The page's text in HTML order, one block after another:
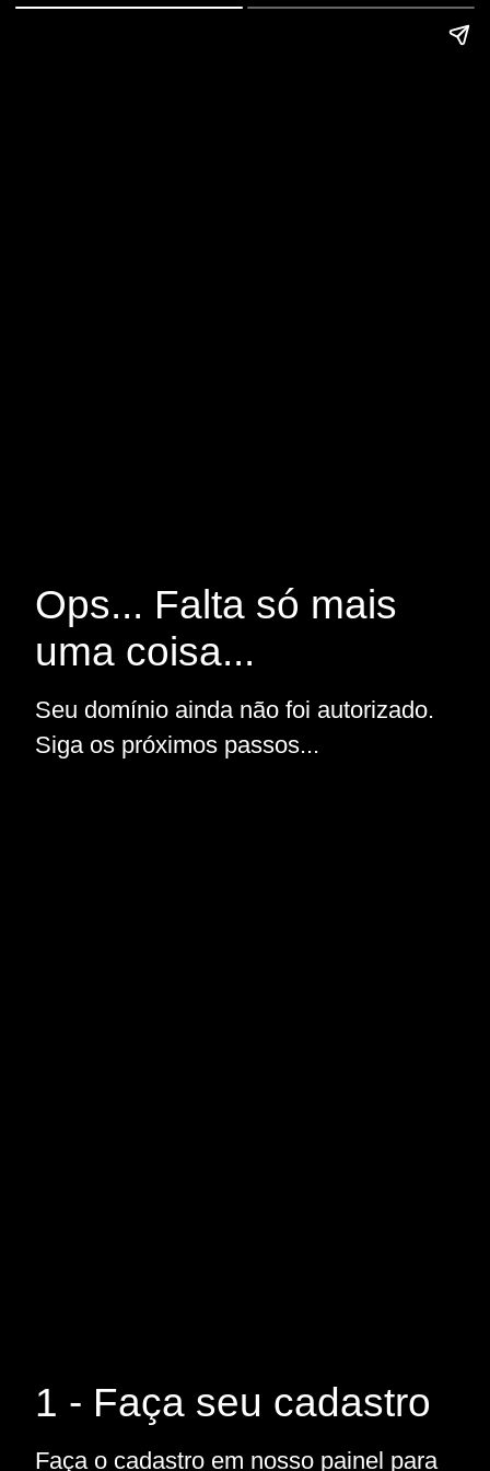
Ops... Falta só mais
uma coisa...
Seu domínio ainda não foi autorizado.
Siga os próximos passos...
1 - Faça seu cadastro
Faça o cadastro em nosso painel para